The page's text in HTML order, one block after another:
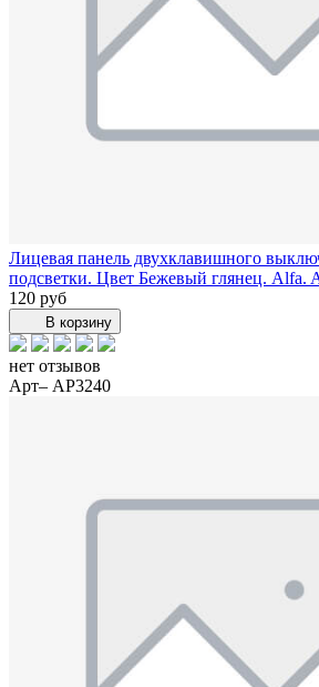
Лицевая панель двухклавишного
подсветки. Цвет Бежевый глянец. Alfa.
120 руб
В корзину
нет отзывов
Арт– AP3240